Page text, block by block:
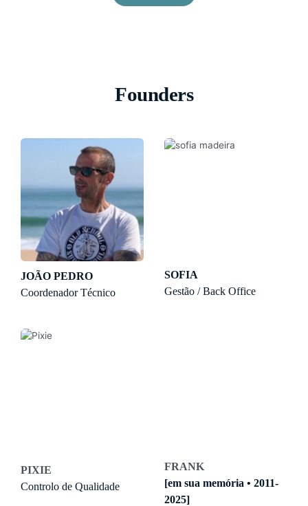
Founders
JOÃO PEDRO
Coordenador Técnico
SOFIA
Gestão / Back Office
PIXIE
Controlo de Qualidade
FRANK
[em sua memória • 2011-
2025]